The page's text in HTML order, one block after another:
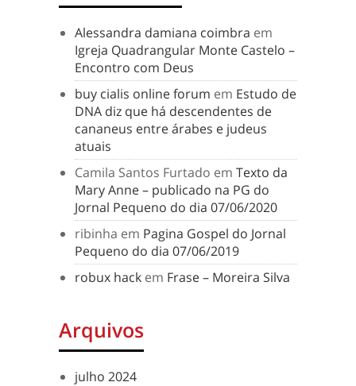
Alessandra damiana coimbra em
Igreja Quadrangular Monte Castelo –
Encontro com Deus
buy cialis online forum em Estudo de
DNA diz que há descendentes de
cananeus entre árabes e judeus
atuais
Camila Santos Furtado em Texto da
Mary Anne – publicado na PG do
Jornal Pequeno do dia 07/06/2020
ribinha em Pagina Gospel do Jornal
Pequeno do dia 07/06/2019
robux hack em Frase – Moreira Silva
Arquivos
julho 2024